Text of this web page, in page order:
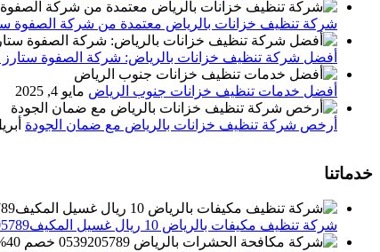
شركة تنظيف خزانات بالرياض معتمدة من شركة الصفوة
أفضل شركة تنظيف خزانات بالرياض: شركة الصفوة ستارز
أفضل خدمات تنظيف خزانات جنوب الرياض مايو 4, 2025
أرخص شركة تنظيف خزانات بالرياض مع ضمان الجودة أبريل
خدماتنا
شركة تنظيف مكيفات بالرياض 10 ريال غسيل المكيف0539205789 تنظيف الوحدات الداخلية والخارجية